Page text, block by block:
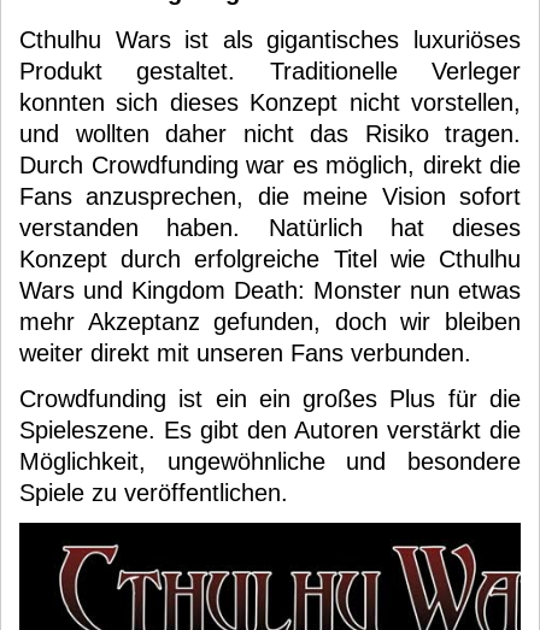
Cthulhu Wars ist als gigantisches luxuriöses
Produkt gestaltet. Traditionelle Verleger
konnten sich dieses Konzept nicht vorstellen,
und wollten daher nicht das Risiko tragen.
Durch Crowdfunding war es möglich, direkt die
Fans anzusprechen, die meine Vision sofort
verstanden haben. Natürlich hat dieses
Konzept durch erfolgreiche Titel wie Cthulhu
Wars und Kingdom Death: Monster nun etwas
mehr Akzeptanz gefunden, doch wir bleiben
weiter direkt mit unseren Fans verbunden.
Crowdfunding ist ein ein großes Plus für die
Spieleszene. Es gibt den Autoren verstärkt die
Möglichkeit, ungewöhnliche und besondere
Spiele zu veröffentlichen.